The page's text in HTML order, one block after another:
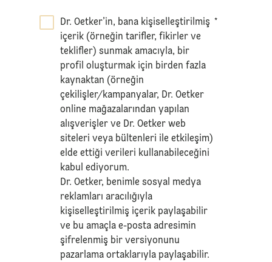
Dr. Oetker’in, bana kişiselleştirilmiş
içerik (örneğin tarifler, fikirler ve
teklifler) sunmak amacıyla, bir
profil oluşturmak için birden fazla
kaynaktan (örneğin
çekilişler/kampanyalar, Dr. Oetker
online mağazalarından yapılan
alışverişler ve Dr. Oetker web
siteleri veya bültenleri ile etkileşim)
elde ettiği verileri kullanabileceğini
kabul ediyorum.
Dr. Oetker, benimle sosyal medya
reklamları aracılığıyla
kişiselleştirilmiş içerik paylaşabilir
ve bu amaçla e-posta adresimin
şifrelenmiş bir versiyonunu
pazarlama ortaklarıyla paylaşabilir.
*